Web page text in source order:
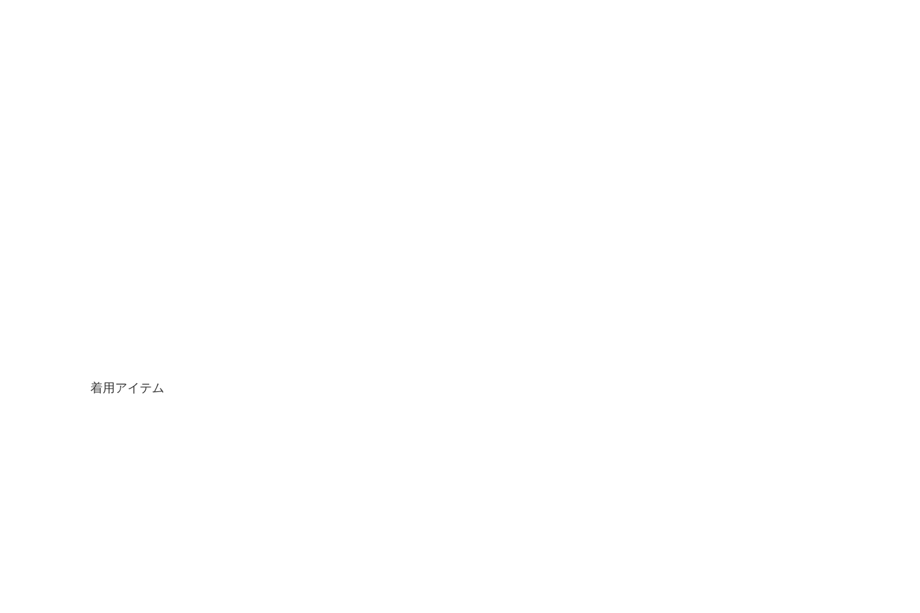
着用アイテム